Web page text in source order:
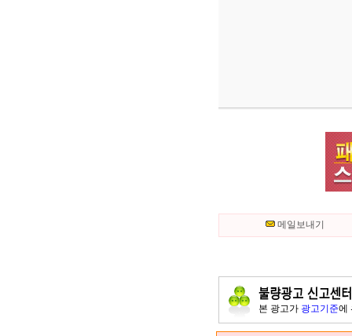
메일보내기
본 광고가 광고기준에